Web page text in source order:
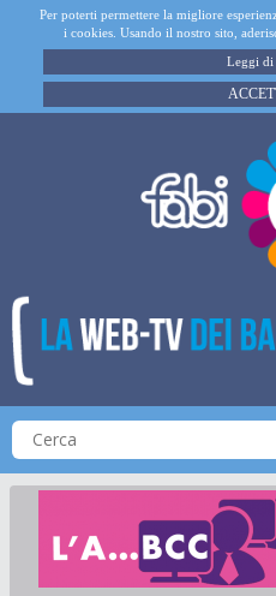
Per poterti permettere la migliore
i cookies. Usando il nostro sito,
Leggi di